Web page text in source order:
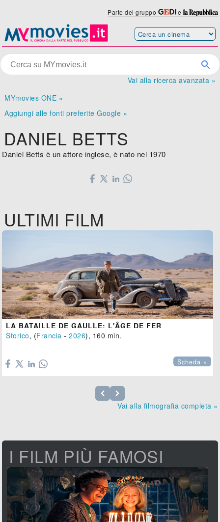
Parte del gruppo e
Vai alla ricerca avanzata »
MYmovies ONE »
Aggiungi alle fonti preferite Google »
DANIEL BETTS
Daniel Betts è un attore inglese, è nato nel 1970
ULTIMI FILM
LA BATAILLE DE GAULLE: L'ÂGE DE FER
Storico, (Francia -2026), 160 min.
Scheda »
Vai alla filmografia completa »
I FILM PIÙ FAMOSI